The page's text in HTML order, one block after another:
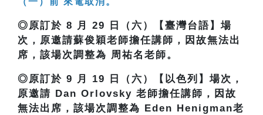
◎原訂於 8 月 29 日（六）【臺灣台語】場
次，原邀請蘇俊穎老師擔任講師，因故無法出
席，該場次調整為 周祐名老師。
◎原訂於 9 月 19 日（六）【以色列】場次，
原邀請 Dan Orlovsky 老師擔任講師，因故
無法出席，該場次調整為 Eden Henigman老